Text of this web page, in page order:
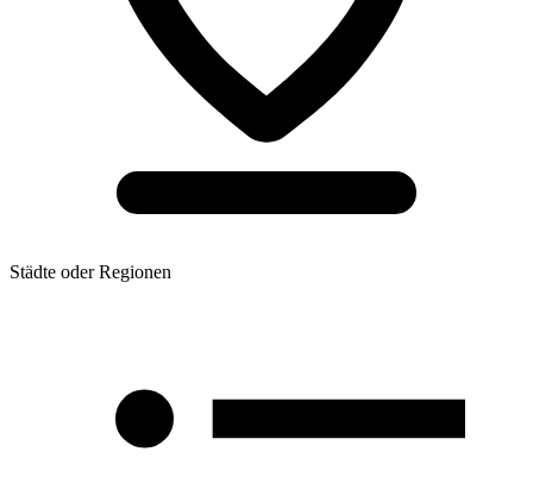
Städte oder Regionen